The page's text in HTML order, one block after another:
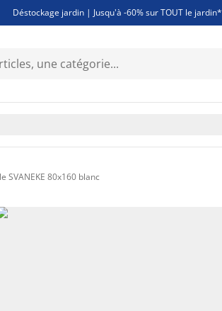
Déstockage jardin | Jusqu'à -60% sur TOUT le jardin*
Découvrez les nouveautés de la collection
SVANEKE 80x160 blanc